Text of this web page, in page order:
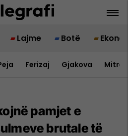
Lajme Botë
Ferizaj Gjakova
pamjet e
brutale të